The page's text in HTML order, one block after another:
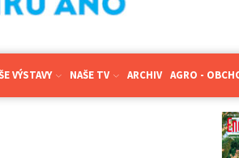
VÝSTAVY NAŠE TV ARCHIV AGRO -